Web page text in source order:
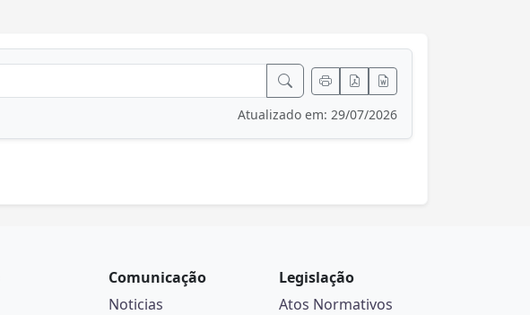
Atualizado em: 29/07/2026
Comunicação
Noticias
Legislação
Atos Normativos